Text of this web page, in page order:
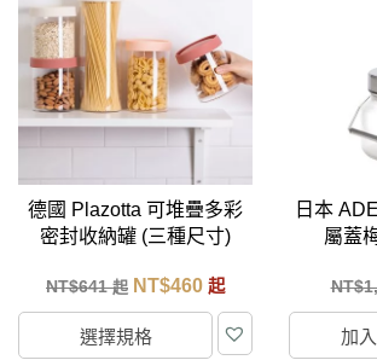
德國 Plazotta 可堆疊多彩
密封收納罐 (三種尺寸)
NT$641起 NT$460 起
選擇規格
日本
屬蓋
NT$
加